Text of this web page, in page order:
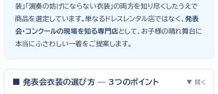
装」「演奏の妨げにならない衣装」の両方を知り尽くしたうえで
商品を選定しています。単なるドレスレンタル店ではなく、 発表
会・コンクールの現場を知る専門店として、お子様の晴れ舞台に
本当にふさわしい一着をご提案します。
■ 発表会衣装の選び方 — 3つのポイント ▼ 開く